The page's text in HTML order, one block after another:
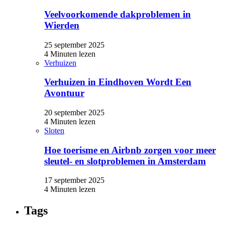
Veelvoorkomende dakproblemen in
Wierden
25 september 2025
4 Minuten lezen
Verhuizen
Verhuizen in Eindhoven Wordt Een
Avontuur
20 september 2025
4 Minuten lezen
Sloten
Hoe toerisme en Airbnb zorgen voor meer
sleutel- en slotproblemen in Amsterdam
17 september 2025
4 Minuten lezen
Tags